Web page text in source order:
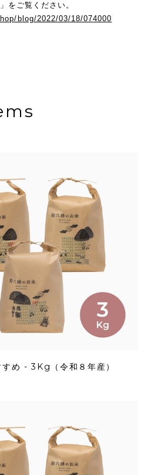
をご覧ください。
blog/2022/03/18/074000
すめ - 3Kg（令和８年産）